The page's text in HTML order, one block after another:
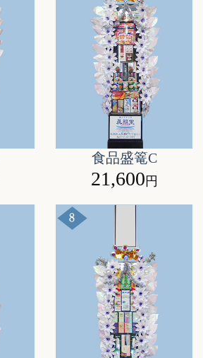
食品盛篭C
21,600円